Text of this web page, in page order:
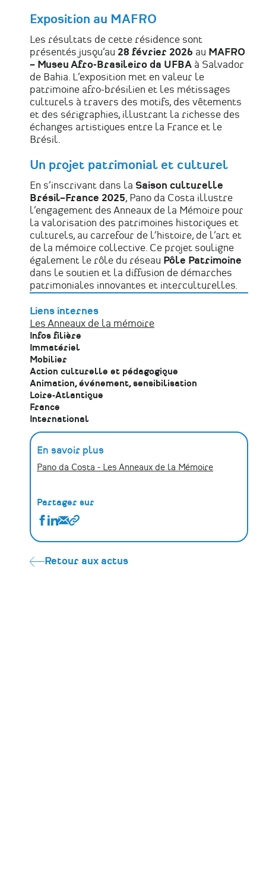
Exposition au MAFRO
Les résultats de cette résidence sont
présentés jusqu’au 28 février 2026 au MAFRO
– Museu Afro-Brasileiro da UFBA à Salvador
de Bahia. L’exposition met en valeur le
patrimoine afro-brésilien et les métissages
culturels à travers des motifs, des vêtements
et des sérigraphies, illustrant la richesse des
échanges artistiques entre la France et le
Brésil.
Un projet patrimonial et culturel
En s’inscrivant dans la Saison culturelle
Brésil–France 2025, Pano da Costa illustre
l’engagement des Anneaux de la Mémoire pour
la valorisation des patrimoines historiques et
culturels, au carrefour de l’histoire, de l’art et
de la mémoire collective. Ce projet souligne
également le rôle du réseau Pôle Patrimoine
dans le soutien et la diffusion de démarches
patrimoniales innovantes et interculturelles.
Liens internes
Les Anneaux de la mémoire
Infos filière
Immatériel
Mobilier
Action culturelle et pédagogique
Animation, événement, sensibilisation
Loire-Atlantique
France
International
En savoir plus
Pano da Costa - Les Anneaux de la Mémoire
Partager sur
Partager
da
Costa
Partager
da
Costa
Partager
da
Costa
lien
Retour aux actus